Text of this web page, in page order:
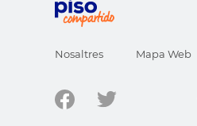
Nosaltres Mapa Web